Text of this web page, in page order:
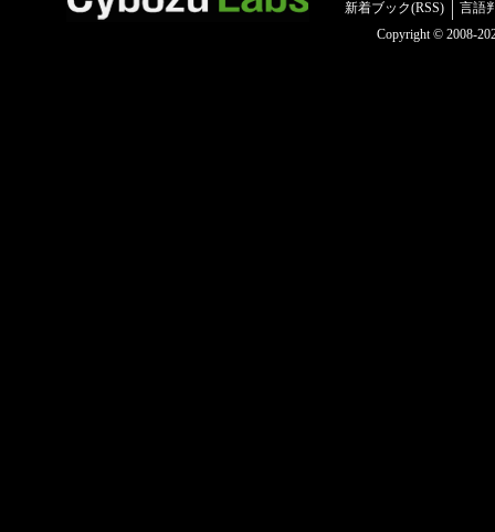
新着ブック(RSS)
言語
Copyright © 2008-